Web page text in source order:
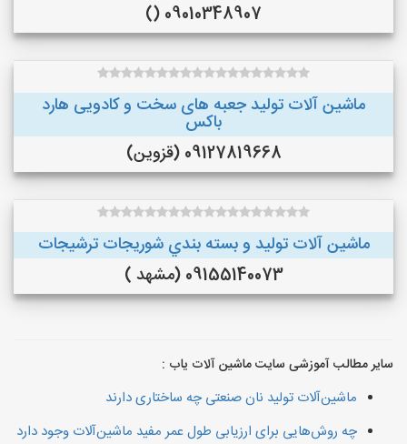
09010348907 ()
ماشین آلات تولید جعبه های سخت و کادویی هارد
باکس
09127819668 (قزوین)
ماشین آلات توليد و بسته بندي شوريجات ترشيجات
09155140073 (مشهد )
سایر مطالب آموزشی سایت ماشین آلات یاب :
ماشین‌آلات تولید نان صنعتی چه ساختاری دارند
چه روش‌هایی برای ارزیابی طول عمر مفید ماشین‌آلات وجود دارد